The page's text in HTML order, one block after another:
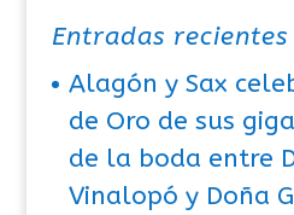
Entradas recientes
Alagón y Sax
de Oro de sus
de la boda entre
Vinalopó y Doña